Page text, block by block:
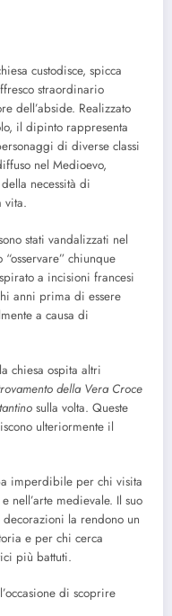
custodisce, spicca
straordinario
dell’abside. Realizzato
il dipinto rappresenta
di diverse classi
nel Medioevo,
necessità di
vita.
stati vandalizzati nel
chiunque
a incisioni francesi
anni prima di essere
a causa di
chiesa ospita altri
della Vera Croce
sulla volta. Queste
ulteriormente il
imperdibile per chi visita
nell’arte medievale. Il suo
decorazioni la rendono un
e per chi cerca
più battuti.
di scoprire